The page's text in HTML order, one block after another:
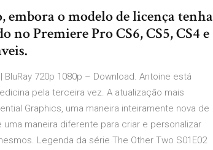
embora o modelo de licença tenha
Premiere Pro CS6, CS5, CS4 e
720p 1080p – Download. Antoine está
pela terceira vez. A atualização mais
Graphics, uma maneira inteiramente nova de
maneira diferente para criar e personalizar
Legenda da série The Other Two S01E02